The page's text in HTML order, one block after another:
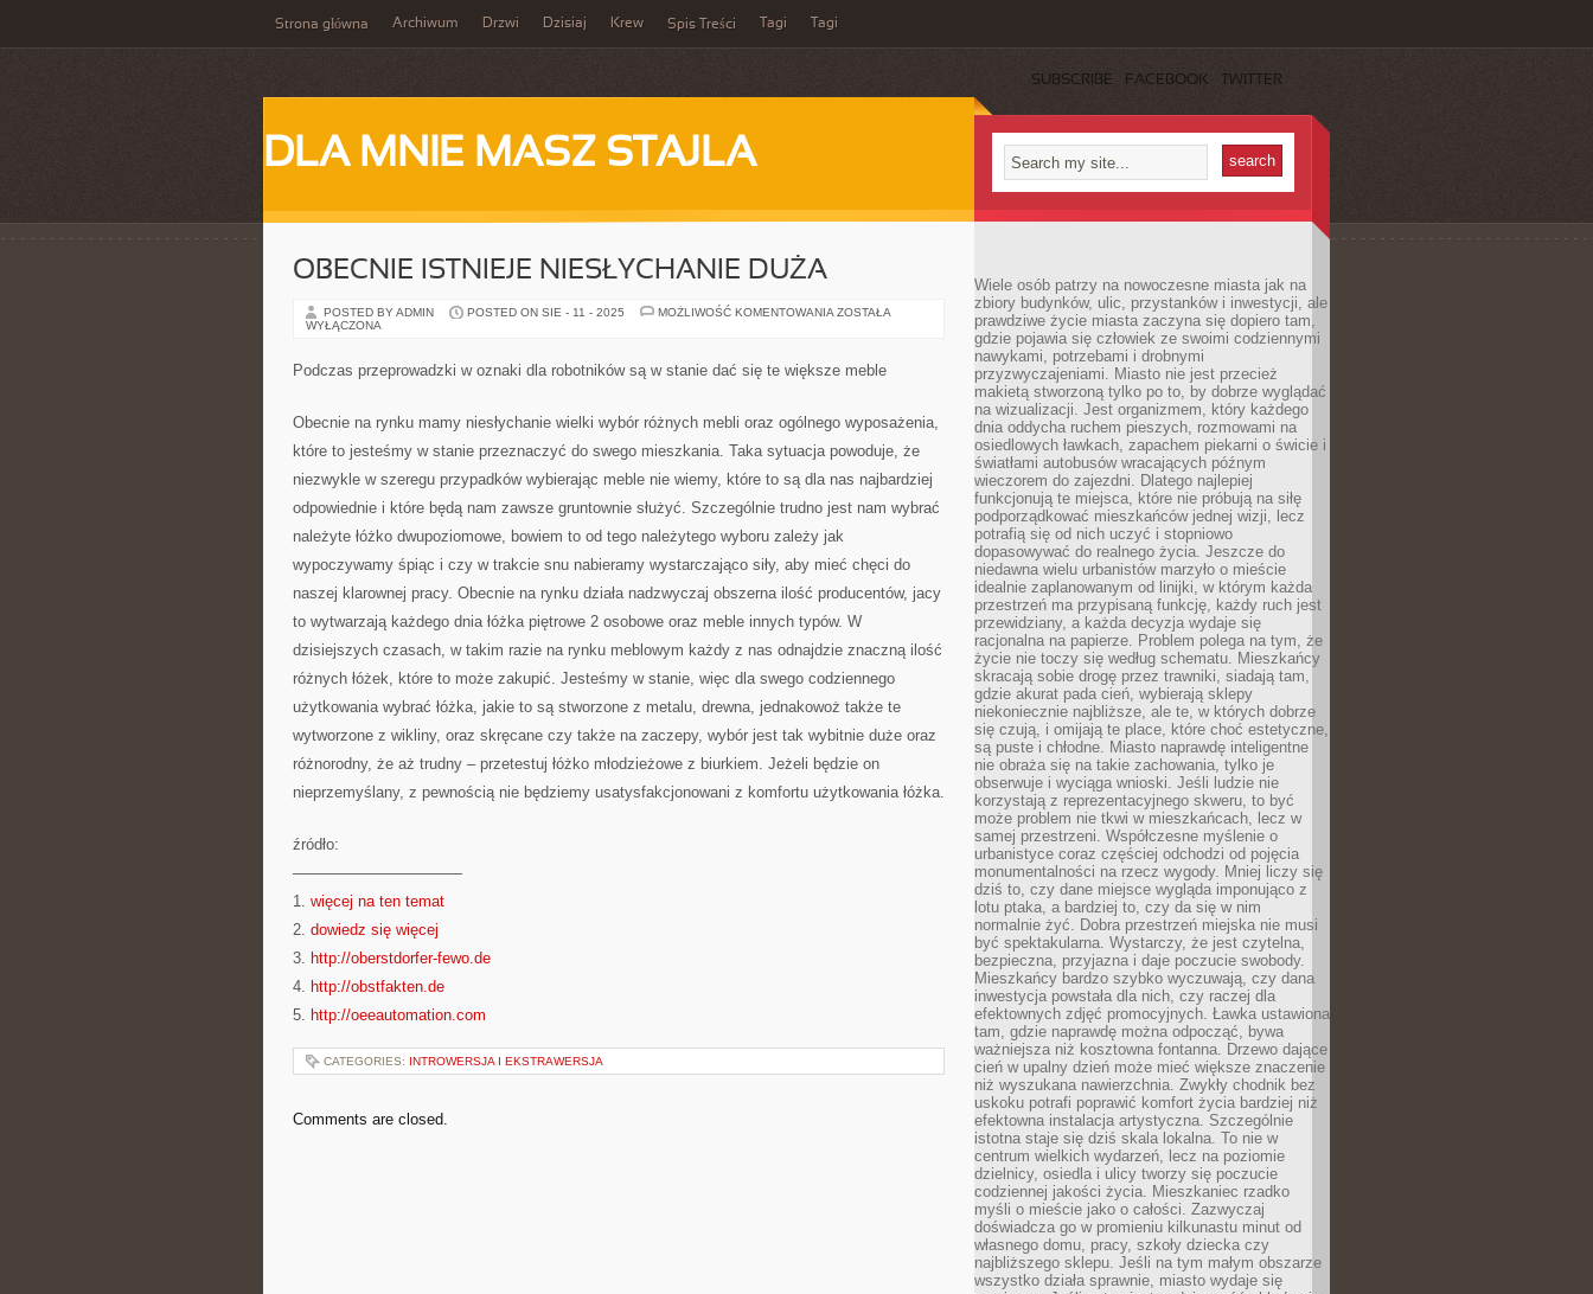
Strona główna Archiwum Drzwi Dzisiaj Krew Spis Treści Tagi Tagi
SUBSCRIBE FACEBOOK TWITTER
DLA MNIE MASZ STAJLA
OBECNIE ISTNIEJE NIESŁYCHANIE DUŻA
POSTED BY ADMIN POSTED ON SIE - 11 - 2025 MOŻLIWOŚĆ KOMENTOWANIA OBECNIE
ZOSTAŁA
WYŁĄCZONA
Podczas przeprowadzki w oznaki dla robotników są w stanie dać się te większe meble
Obecnie na rynku mamy niesłychanie wielki wybór różnych mebli oraz ogólnego wyposażenia,
które to jesteśmy w stanie przeznaczyć do swego mieszkania. Taka sytuacja powoduje, że
niezwykle w szeregu przypadków wybierając meble nie wiemy, które to są dla nas najbardziej
odpowiednie i które będą nam zawsze gruntownie służyć. Szczególnie trudno jest nam wybrać
należyte łóżko dwupoziomowe, bowiem to od tego należytego wyboru zależy jak
wypoczywamy śpiąc i czy w trakcie snu nabieramy wystarczająco siły, aby mieć chęci do
naszej klarownej pracy. Obecnie na rynku działa nadzwyczaj obszerna ilość producentów, jacy
to wytwarzają każdego dnia łóżka piętrowe 2 osobowe oraz meble innych typów. W
dzisiejszych czasach, w takim razie na rynku meblowym każdy z nas odnajdzie znaczną ilość
różnych łóżek, które to może zakupić. Jesteśmy w stanie, więc dla swego codziennego
użytkowania wybrać łóżka, jakie to są stworzone z metalu, drewna, jednakowoż także te
wytworzone z wikliny, oraz skręcane czy także na zaczepy, wybór jest tak wybitnie duże oraz
różnorodny, że aż trudny – przetestuj łóżko młodzieżowe z biurkiem. Jeżeli będzie on
nieprzemyślany, z pewnością nie będziemy usatysfakcjonowani z komfortu użytkowania łóżka.
źródło:
———————————
1. więcej na ten temat
2. dowiedz się więcej
3. http://oberstdorfer-fewo.de
4. http://obstfakten.de
5. http://oeeautomation.com
CATEGORIES: INTROWERSJA I EKSTRAWERSJA
Comments are closed.
Wiele osób patrzy na nowoczesne miasta jak na
zbiory budynków, ulic, przystanków i inwestycji, ale
prawdziwe życie miasta zaczyna się dopiero tam,
gdzie pojawia się człowiek ze swoimi codziennymi
nawykami, potrzebami i drobnymi
przyzwyczajeniami. Miasto nie jest przecież
makietą stworzoną tylko po to, by dobrze wyglądać
na wizualizacji. Jest organizmem, który każdego
dnia oddycha ruchem pieszych, rozmowami na
osiedlowych ławkach, zapachem piekarni o świcie i
światłami autobusów wracających późnym
wieczorem do zajezdni. Dlatego najlepiej
funkcjonują te miejsca, które nie próbują na siłę
podporządkować mieszkańców jednej wizji, lecz
potrafią się od nich uczyć i stopniowo
dopasowywać do realnego życia. Jeszcze do
niedawna wielu urbanistów marzyło o mieście
idealnie zaplanowanym od linijki, w którym każda
przestrzeń ma przypisaną funkcję, każdy ruch jest
przewidziany, a każda decyzja wydaje się
racjonalna na papierze. Problem polega na tym, że
życie nie toczy się według schematu. Mieszkańcy
skracają sobie drogę przez trawniki, siadają tam,
gdzie akurat pada cień, wybierają sklepy
niekoniecznie najbliższe, ale te, w których dobrze
się czują, i omijają te place, które choć estetyczne,
są puste i chłodne. Miasto naprawdę inteligentne
nie obraża się na takie zachowania, tylko je
obserwuje i wyciąga wnioski. Jeśli ludzie nie
korzystają z reprezentacyjnego skweru, to być
może problem nie tkwi w mieszkańcach, lecz w
samej przestrzeni. Współczesne myślenie o
urbanistyce coraz częściej odchodzi od pojęcia
monumentalności na rzecz wygody. Mniej liczy się
dziś to, czy dane miejsce wygląda imponująco z
lotu ptaka, a bardziej to, czy da się w nim
normalnie żyć. Dobra przestrzeń miejska nie musi
być spektakularna. Wystarczy, że jest czytelna,
bezpieczna, przyjazna i daje poczucie swobody.
Mieszkańcy bardzo szybko wyczuwają, czy dana
inwestycja powstała dla nich, czy raczej dla
efektownych zdjęć promocyjnych. Ławka ustawiona
tam, gdzie naprawdę można odpocząć, bywa
ważniejsza niż kosztowna fontanna. Drzewo dające
cień w upalny dzień może mieć większe znaczenie
niż wyszukana nawierzchnia. Zwykły chodnik bez
uskoku potrafi poprawić komfort życia bardziej niż
efektowna instalacja artystyczna. Szczególnie
istotna staje się dziś skala lokalna. To nie w
centrum wielkich wydarzeń, lecz na poziomie
dzielnicy, osiedla i ulicy tworzy się poczucie
codziennej jakości życia. Mieszkaniec rzadko
myśli o mieście jako o całości. Zazwyczaj
doświadcza go w promieniu kilkunastu minut od
własnego domu, pracy, szkoły dziecka czy
najbliższego sklepu. Jeśli na tym małym obszarze
wszystko działa sprawnie, miasto wydaje się